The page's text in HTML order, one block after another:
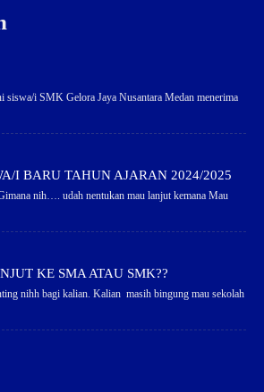
i SMK Gelora Jaya Nusantara Medan menerima
I BARU TAHUN AJARAN 2024/2025
nih…. udah nentukan mau lanjut kemana Mau
KE SMA ATAU SMK??
nihh bagi kalian. Kalian masih bingung mau sekolah